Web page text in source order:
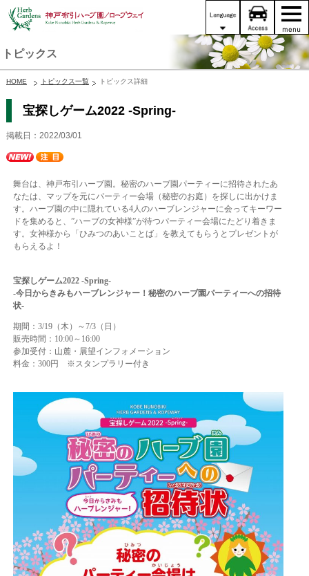
トピックス
HOME トピックス一覧 トピックス詳細
宝探しゲーム2022 -Spring-
掲載日：2022/03/01
舞台は、神戸布引ハーブ園。秘密のハーブ園パーティーに招待されたあ
なたは、マップを元にパーティー会場（秘密のお庭）を探しに出かけま
す。ハーブ園の中に隠れている4人のハーブレンジャーに会ってキーワー
ドを集めると、”ハーブの女神様”が待つパーティー会場にたどり着きま
す。女神様から「ひみつのあいことば」を教えてもらうとプレゼントが
もらえるよ！
宝探しゲーム2022 -Spring-
-今日からきみもハーブレンジャー！秘密のハーブ園パーティーへの招待
状-
期間：3/19（木）～7/3（日）
販売時間：10:00～16:00
参加受付：山麓・展望インフォメーション
料金：300円 ※スタンプラリー付き